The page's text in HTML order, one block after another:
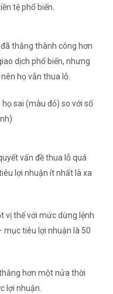
tệ phổ biến.
thắng thành công hơn
dịch phổ biến, nhưng
họ vẫn thua lỗ.
sai (màu đỏ) so với số
vấn đề thua lỗ quá
lợi nhuận ít nhất là xa
vị thế với mức dừng lệnh
mục tiêu lợi nhuận là 50
hơn một nửa thời
lợi nhuận.